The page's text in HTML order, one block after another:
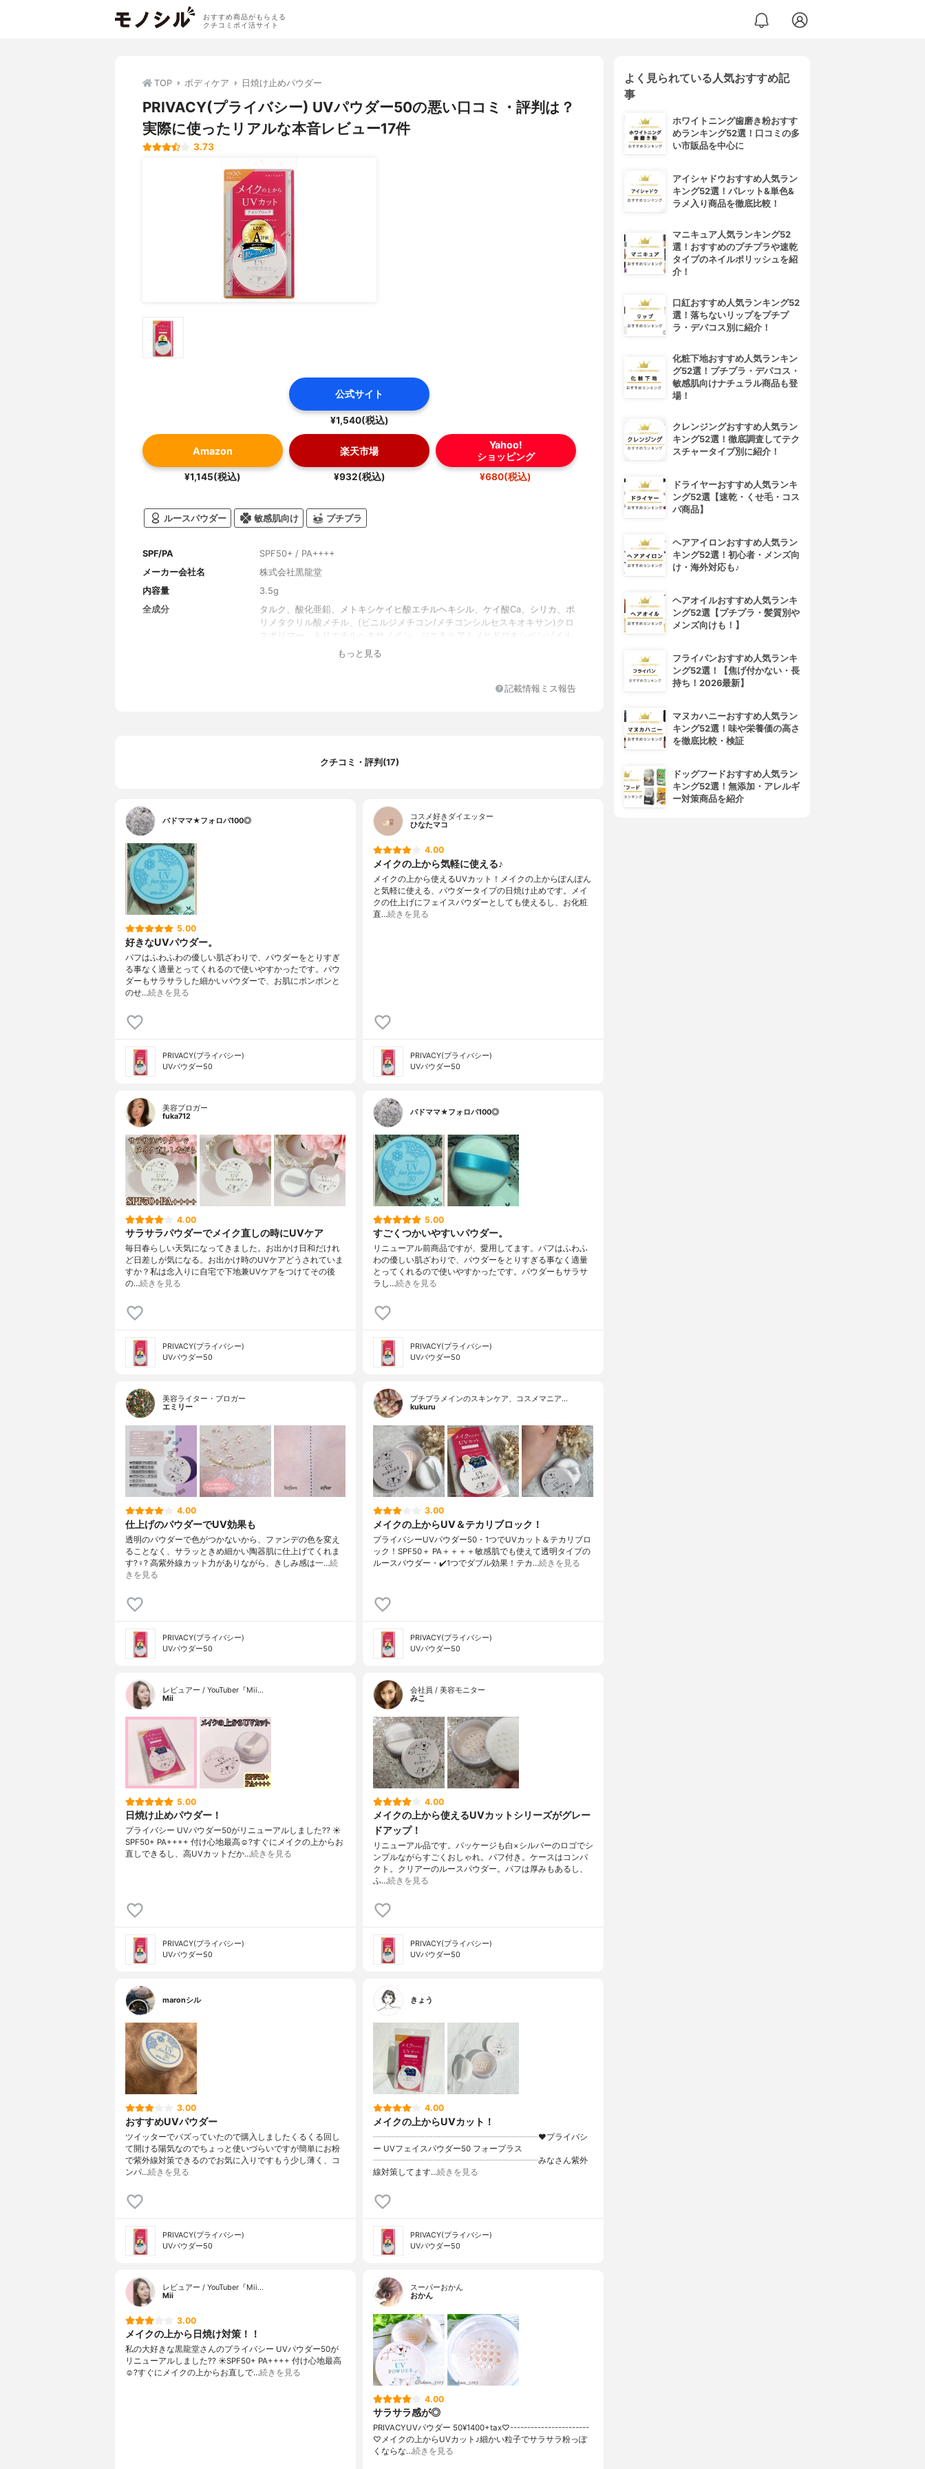
おすすめ商品がもらえる
クチコミポイ活サイト
TOP ボディケア 日焼け止めパウダー
PRIVACY(プライバシー) UVパウダー50の悪い口コミ・評判は？
実際に使ったリアルな本音レビュー17件
3.73
公式サイト
¥1,540(税込)
Amazon
¥1,145(税込)
楽天市場
¥932(税込)
Yahoo!
ショッピング
¥680(税込)
ルースパウダー 敏感肌向け プチプラ
SPF/PA
SPF50+ / PA++++
メーカー会社名
株式会社黒龍堂
内容量
3.5g
全成分
タルク、酸化亜鉛、メトキシケイヒ酸エチルヘキシル、ケイ酸Ca、シリカ、ポ
リメタクリル酸メチル、(ビニルジメチコン/メチコンシルセスキオキサン)クロ
スポリマー、トリエチルヘキサノイン、ジエチルアミノヒドロキシベンゾイル
安息香酸ヘキシル、メチレンビスベンゾトリアゾリルテトラメチルブチルフェ
もっと見る
記載情報ミス報告
クチコミ・評判(17)
バドママ★フォロバ100◎
5.00
好きなUVパウダー。
パフはふわふわの優しい肌ざわりで、パウダーをとりすぎ
る事なく適量とってくれるので使いやすかったです。パウ
ダーもサラサラした細かいパウダーで、お肌にポンポンと
のせ…続きを見る
PRIVACY(プライバシー)
UVパウダー50
コスメ好きダイエッター
ひなたマコ
4.00
メイクの上から気軽に使える♪
メイクの上から使えるUVカット！メイクの上からぽんぽん
と気軽に使える、パウダータイプの日焼け止めです。メイ
クの仕上げにフェイスパウダーとしても使えるし、お化粧
直…続きを見る
PRIVACY(プライバシー)
UVパウダー50
美容ブロガー
fuka712
4.00
サラサラパウダーでメイク直しの時にUVケア
毎日春らしい天気になってきました。お出かけ日和だけれ
ど日差しが気になる。お出かけ時のUVケアどうされていま
すか？私は念入りに自宅で下地兼UVケアをつけてその後
の…続きを見る
PRIVACY(プライバシー)
UVパウダー50
バドママ★フォロバ100◎
5.00
すごくつかいやすいパウダー。
リニューアル前商品ですが、愛用してます。パフはふわふ
わの優しい肌ざわりで、パウダーをとりすぎる事なく適量
とってくれるので使いやすかったです。パウダーもサラサ
ラし…続きを見る
PRIVACY(プライバシー)
UVパウダー50
美容ライター・ブロガー
エミリー
4.00
仕上げのパウダーでUV効果も
透明のパウダーで色がつかないから、ファンデの色を変え
ることなく、サラッときめ細かい陶器肌に仕上げてくれま
す?‍♀️? 高紫外線カット力がありながら、きしみ感は一…続
きを見る
PRIVACY(プライバシー)
UVパウダー50
プチプラメインのスキンケア、コスメマニア…
kukuru
3.00
メイクの上からUV＆テカリブロック！
プライバシーUVパウダー50・1つでUVカット＆テカリブロ
ック！SPF50＋ PA＋＋＋＋敏感肌でも使えて透明タイプの
ルースパウダー・✔️1つでダブル効果！テカ…続きを見る
PRIVACY(プライバシー)
UVパウダー50
レビュアー / YouTuber『Mii…
Mii
5.00
日焼け止めパウダー！
プライバシー UVパウダー50がリニューアルしました?? ☀️
SPF50+ PA++++ 付け心地最高☺️?すぐにメイクの上からお
直しできるし、高UVカットだか…続きを見る
PRIVACY(プライバシー)
UVパウダー50
会社員 / 美容モニター
みこ
4.00
メイクの上から使えるUVカットシリーズがグレー
ドアップ！
リニューアル品です。パッケージも白×シルバーのロゴでシ
ンプルながらすごくおしゃれ。パフ付き。ケースはコンパ
クト。クリアーのルースパウダー。パフは厚みもあるし、
ふ…続きを見る
PRIVACY(プライバシー)
UVパウダー50
maronシル
3.00
おすすめUVパウダー
ツイッターでバズっていたので購入しましたくるくる回し
て開ける陽気なのでちょっと使いづらいですが簡単にお粉
で紫外線対策できるのでお気に入りですもう少し薄く、コ
ンパ…続きを見る
PRIVACY(プライバシー)
UVパウダー50
きょう
4.00
メイクの上からUVカット！
┈┈┈┈┈┈┈┈┈┈┈┈┈┈┈┈┈┈┈┈♥プライバシ
ー UVフェイスパウダー50 フォープラス
┈┈┈┈┈┈┈┈┈┈┈┈┈┈┈┈┈┈┈┈みなさん紫外
線対策してます…続きを見る
PRIVACY(プライバシー)
UVパウダー50
レビュアー / YouTuber『Mii…
Mii
3.00
メイクの上から日焼け対策！！
私の大好きな黒龍堂さんのプライバシー UVパウダー50が
リニューアルしました?? ☀️SPF50+ PA++++ 付け心地最高
☺️?すぐにメイクの上からお直しで…続きを見る
スーパーおかん
おかん
4.00
サラサラ感が◎
PRIVACYUVパウダー 50¥1400+tax♡-----------------------
♡メイクの上からUVカット♪細かい粒子でサラサラ粉っぽ
くならな…続きを見る
よく見られている人気おすすめ記
事
ホワイトニング歯磨き粉おすす
めランキング52選！口コミの多
い市販品を中心に
アイシャドウおすすめ人気ラン
キング52選！パレット&単色&
ラメ入り商品を徹底比較！
マニキュア人気ランキング52
選！おすすめのプチプラや速乾
タイプのネイルポリッシュを紹
介！
口紅おすすめ人気ランキング52
選！落ちないリップをプチプ
ラ・デパコス別に紹介！
化粧下地おすすめ人気ランキン
グ52選！プチプラ・デパコス・
敏感肌向けナチュラル商品も登
場！
クレンジングおすすめ人気ラン
キング52選！徹底調査してテク
スチャータイプ別に紹介！
ドライヤーおすすめ人気ランキ
ング52選【速乾・くせ毛・コス
パ商品】
ヘアアイロンおすすめ人気ラン
キング52選！初心者・メンズ向
け・海外対応も♪
ヘアオイルおすすめ人気ランキ
ング52選【プチプラ・髪質別や
メンズ向けも！】
フライパンおすすめ人気ランキ
ング52選！【焦げ付かない・長
持ち！2026最新】
マヌカハニーおすすめ人気ラン
キング52選！味や栄養価の高さ
を徹底比較・検証
ドッグフードおすすめ人気ラン
キング52選！無添加・アレルギ
ー対策商品を紹介